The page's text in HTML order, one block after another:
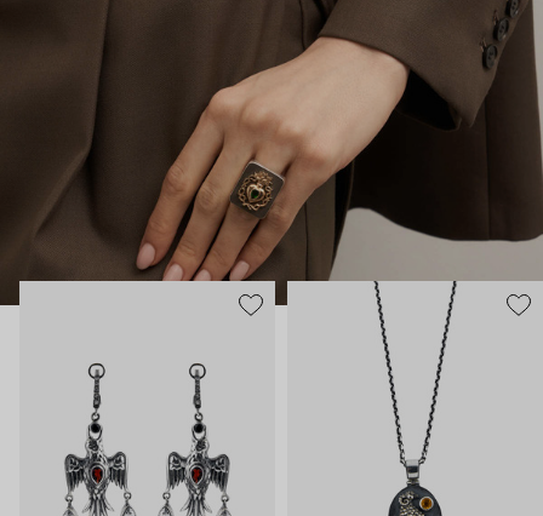
символы – неочевидные: например, кулоны с руками, чье
положение на жестовом языке означает «я тебя люблю» или
В этих украшениях много магии: здесь и знаки из
европейской геральдики вроде пылающих сердец, и
животные – каждое символизирует определенное умение и
силу. Философия дизайнера – в том, что украшения могут
быть не просто аксессуаром, но оберегом и талисманом.